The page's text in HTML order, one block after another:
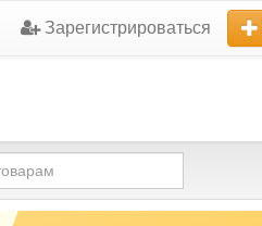
Зарегистрироваться